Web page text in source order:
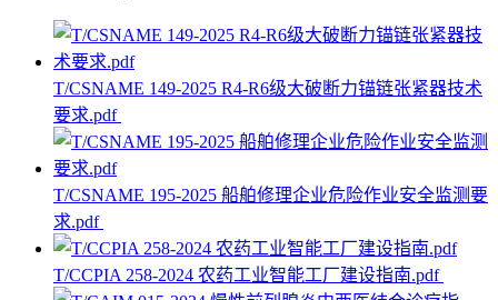
T/CSNAME 149-2025 R4-R6级大破断力锚链张紧器技术
要求.pdf
T/CSNAME 195-2025 船舶修理企业危险作业安全监测要
求.pdf
T/CCPIA 258-2024 农药工业智能工厂建设指南.pdf